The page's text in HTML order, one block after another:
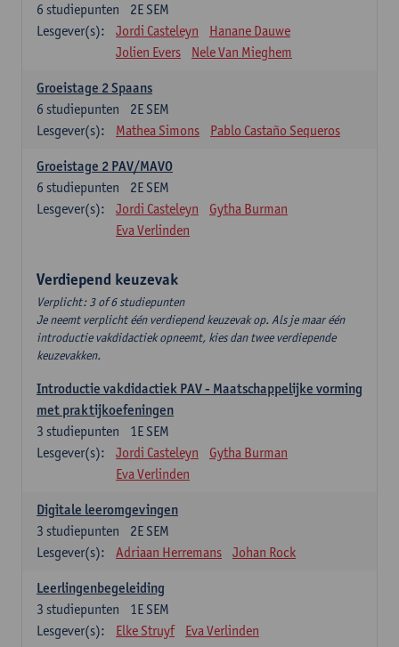
2E SEM
6 studiepunten
Lesgever(s):
Jordi Casteleyn
Hanane Dauwe
Jolien Evers
Nele Van Mieghem
Groeistage 2 Spaans
2E SEM
6 studiepunten
Lesgever(s):
Mathea Simons Pablo Castaño Sequeros
Groeistage 2 PAV/MAVO
2E SEM
6 studiepunten
Lesgever(s):
Jordi Casteleyn
Gytha Burman
Eva Verlinden
Verdiepend keuzevak
Verplicht: 3 of 6 studiepunten
Je neemt verplicht één verdiepend keuzevak op. Als je maar één
introductie vakdidactiek opneemt, kies dan twee verdiepende
keuzevakken.
Introductie vakdidactiek PAV - Maatschappelijke vorming
met praktijkoefeningen
1E SEM
3 studiepunten
Lesgever(s):
Jordi Casteleyn
Gytha Burman
Eva Verlinden
Digitale leeromgevingen
2E SEM
3 studiepunten
Lesgever(s):
Adriaan Herremans Johan Rock
Leerlingenbegeleiding
1E SEM
3 studiepunten
Lesgever(s):
Elke Struyf Eva Verlinden